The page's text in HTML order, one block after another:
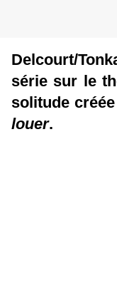
Delcourt/
série sur le
solitude
louer.